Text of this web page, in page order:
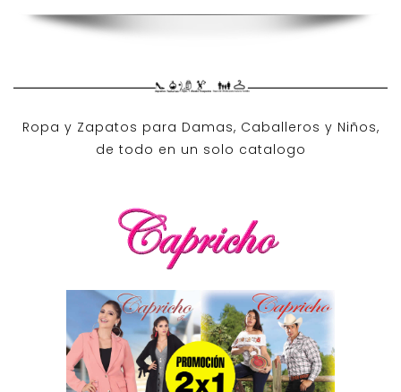
Ropa y Zapatos para Damas, Caballeros y Niños,
de todo en un solo catalogo